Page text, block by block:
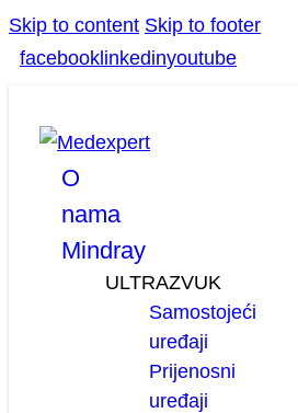
Skip to content Skip to footer
facebook linkedinyoutube
O
nama
Mindray
ULTRAZVUK
Samostojeći
uređaji
Prijenosni
uređaji